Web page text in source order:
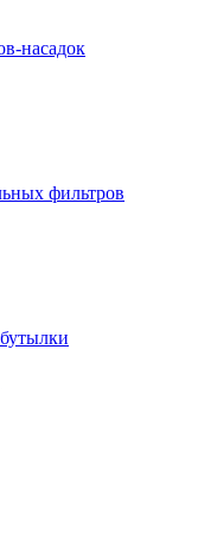
насадок
фильтров